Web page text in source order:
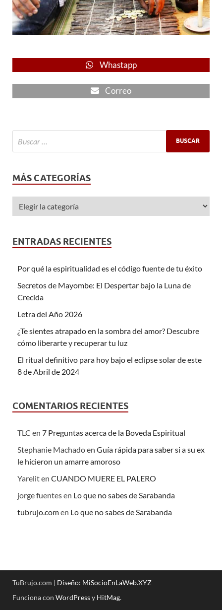
Whastapp
Correo
MÁS CATEGORÍAS
ENTRADAS RECIENTES
Por qué la espiritualidad es el código fuente de tu éxito
Secretos de Mayombe: El Despertar bajo la Luna de
Crecida
Letra del Año 2026
¿Te sientes atrapado en la sombra del amor? Descubre
cómo liberarte y recuperar tu luz
El ritual definitivo para hoy bajo el eclipse solar de este
8 de Abril de 2024
COMENTARIOS RECIENTES
TLC en 7 Preguntas acerca de la Boveda Espiritual
Stephanie Machadoen Guía rápida para saber si a su ex
le hicieron un amarre amoroso
Yareliten CUANDO MUERE EL PALERO
jorge fuentesen Lo que no sabes de Sarabanda
tubrujo.comen Lo que no sabes de Sarabanda
TuBrujo.com | Diseño: MiSocioEnLaWeb.XYZ
Funciona con WordPressy HitMag.